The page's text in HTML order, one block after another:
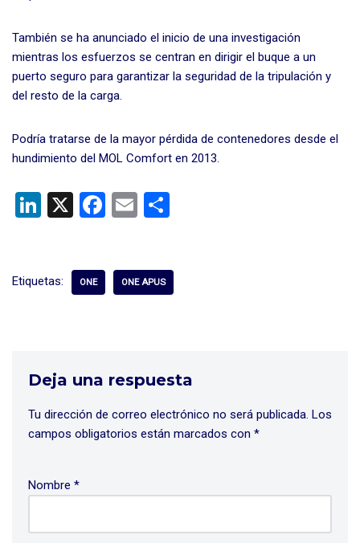
También se ha anunciado el inicio de una investigación
mientras los esfuerzos se centran en dirigir el buque a un
puerto seguro para garantizar la seguridad de la tripulación y
del resto de la carga.
Podría tratarse de la mayor pérdida de contenedores desde el
hundimiento del MOL Comfort en 2013.
Li
dI
X
F
b
E
p
Etiquetas: ONE ONE APUS
Deja una respuesta
Tu dirección de correo electrónico no será publicada. Los
campos obligatorios están marcados con *
Nombre *